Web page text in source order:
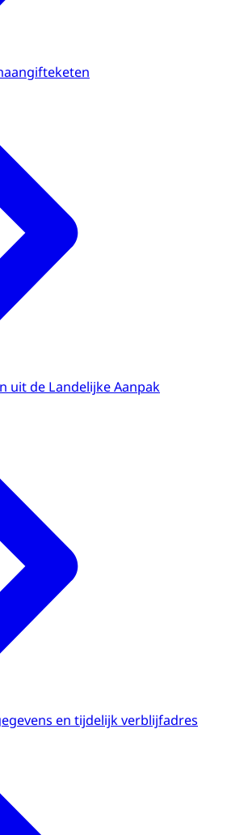
uit de Landelijke Aanpak
en tijdelijk verblijfadres